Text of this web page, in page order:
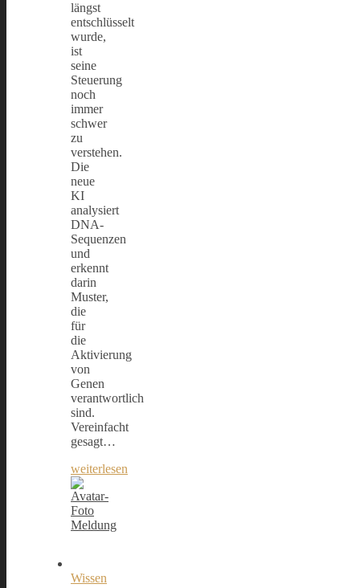
längst
entschlüsselt
wurde,
ist
seine
Steuerung
noch
immer
schwer
zu
verstehen.
Die
neue
KI
analysiert
DNA-
Sequenzen
und
erkennt
darin
Muster,
die
für
die
Aktivierung
von
Genen
verantwortlich
sind.
Vereinfacht
gesagt…
weiterlesen
Meldung
Wissen